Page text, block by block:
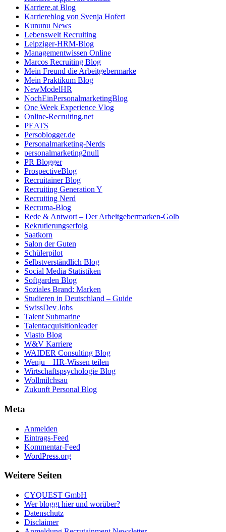
Karriere.at Blog
Karriereblog von Svenja Hofert
Kununu News
Lebenswelt Recruiting
Leipziger-HRM-Blog
Managementwissen Online
Marcos Recruiting Blog
Mein Freund die Arbeitgebermarke
Mein Praktikum Blog
NewModelHR
NochEinPersonalmarketingBlog
One Week Experience Vlog
Online-Recruiting.net
PEATS
Persoblogger.de
Personalmarketing-Nerds
personalmarketing2null
PR Blogger
ProspectiveBlog
Recruitainer Blog
Recruiting Generation Y
Recruiting Nerd
Recruma-Blog
Rede & Antwort – Der Arbeitgebermarken-Golb
Rekrutierungserfolg
Saatkorn
Salon der Guten
Schülerpilot
Selbstverständlich Blog
Social Media Statistiken
Softgarden Blog
Soziales Brand: Marken
Studieren in Deutschland – Guide
SwissDev Jobs
Talent Submarine
Talentacquisitionleader
Viasto Blog
W&V Karriere
WAIDER Consulting Blog
Wenju – HR-Wissen teilen
Wirtschaftspsychologie Blog
Wollmilchsau
Zukunft Personal Blog
Meta
Anmelden
Eintrags-Feed
Kommentar-Feed
WordPress.org
Weitere Seiten
CYQUEST GmbH
Wer bloggt hier und worüber?
Datenschutz
Disclaimer